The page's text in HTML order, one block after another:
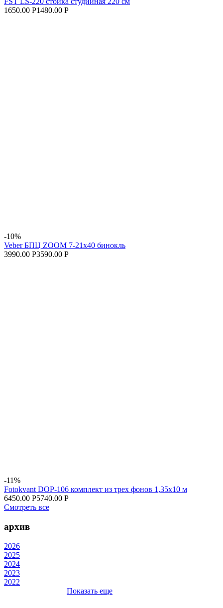
1650.00 Р1480.00 Р
-10%
Veber БПЦ ZOOM 7-21x40 бинокль
3990.00 Р3590.00 Р
-11%
Fotokvant DOP-106 комплект из трех фонов 1,35х10 м
6450.00 Р5740.00 Р
Смотреть все
архив
2026
2025
2024
2023
2022
Показать еще